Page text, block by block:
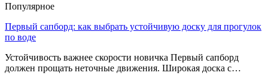
Популярное
Первый сапборд: как выбрать устойчивую доску для прогулок
по воде
Устойчивость важнее скорости новичка Первый сапборд
должен прощать неточные движения. Широкая доска с…